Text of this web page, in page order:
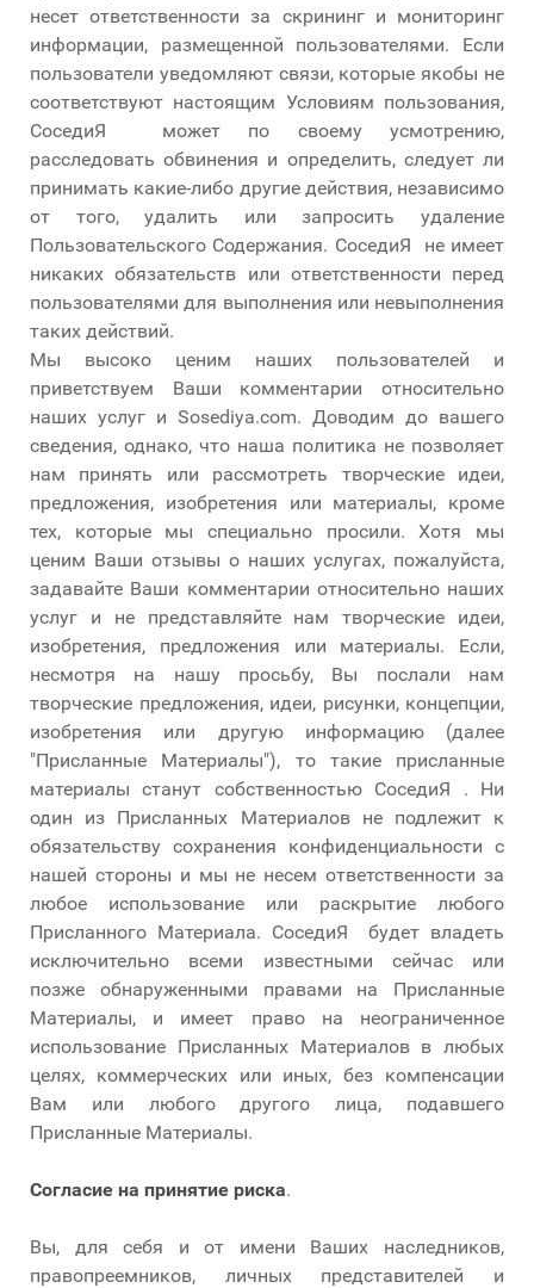
несет ответственности за скрининг и мониторинг
информации, размещенной пользователями. Если
пользователи уведомляют связи, которые якобы не
соответствуют настоящим Условиям пользования,
СоседиЯ может по своему усмотрению,
расследовать обвинения и определить, следует ли
принимать какие-либо другие действия, независимо
от того, удалить или запросить удаление
Пользовательского Содержания. СоседиЯ не имеет
никаких обязательств или ответственности перед
пользователями для выполнения или невыполнения
таких действий.
Мы высоко ценим наших пользователей и
приветствуем Ваши комментарии относительно
наших услуг и Sosediya.com. Доводим до вашего
сведения, однако, что наша политика не позволяет
нам принять или рассмотреть творческие идеи,
предложения, изобретения или материалы, кроме
тех, которые мы специально просили. Хотя мы
ценим Ваши отзывы о наших услугах, пожалуйста,
задавайте Ваши комментарии относительно наших
услуг и не представляйте нам творческие идеи,
изобретения, предложения или материалы. Если,
несмотря на нашу просьбу, Вы послали нам
творческие предложения, идеи, рисунки, концепции,
изобретения или другую информацию (далее
"Присланные Материалы"), то такие присланные
материалы станут собственностью СоседиЯ . Ни
один из Присланных Материалов не подлежит к
обязательству сохранения конфиденциальности с
нашей стороны и мы не несем ответственности за
любое использование или раскрытие любого
Присланного Материала. СоседиЯ будет владеть
исключительно всеми известными сейчас или
позже обнаруженными правами на Присланные
Материалы, и имеет право на неограниченное
использование Присланных Материалов в любых
целях, коммерческих или иных, без компенсации
Вам или любого другого лица, подавшего
Присланные Материалы.
Согласие на принятие риска.
Вы, для себя и от имени Ваших наследников,
правопреемников, личных представителей и